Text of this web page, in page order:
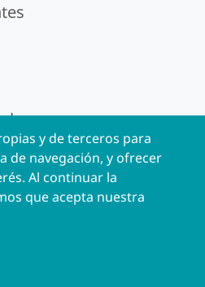
y de terceros para
de navegación, y ofrecer
Al continuar la
que acepta nuestra